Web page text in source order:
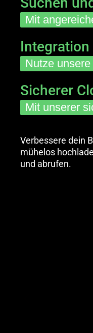
Integration
Sicherer
Verbessere dein
mühelos
und abrufen.